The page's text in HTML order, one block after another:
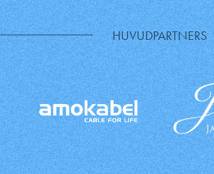
HUVUDPARTNERS